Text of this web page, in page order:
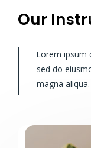
Our
Lorem ipsum
sed do
magna